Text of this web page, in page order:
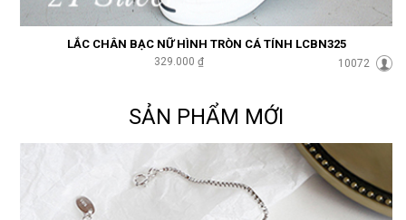
LẮC CHÂN BẠC NỮ HÌNH TRÒN CÁ TÍNH LCBN325
329.000 ₫ 10072
SẢN PHẨM MỚI